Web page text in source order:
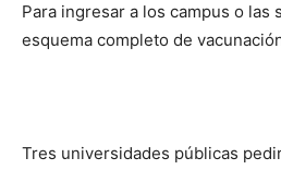
Para ingresar a los campus o las
esquema completo de
Tres universidades públicas